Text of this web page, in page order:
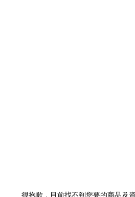
很抱歉，目前找不到您要的商品及